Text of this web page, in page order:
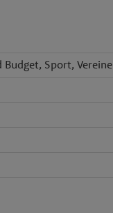
Sport, Vereine